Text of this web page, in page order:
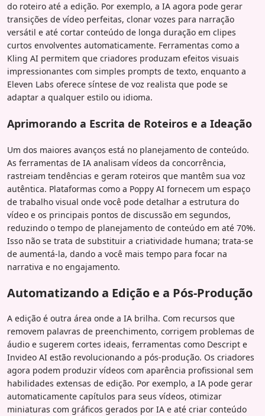
do roteiro até a edição. Por exemplo, a IA agora pode gerar
transições de vídeo perfeitas, clonar vozes para narração
versátil e até cortar conteúdo de longa duração em clipes
curtos envolventes automaticamente. Ferramentas como a
Kling AI permitem que criadores produzam efeitos visuais
impressionantes com simples prompts de texto, enquanto a
Eleven Labs oferece síntese de voz realista que pode se
adaptar a qualquer estilo ou idioma.
Aprimorando a Escrita de Roteiros e a Ideação
Um dos maiores avanços está no planejamento de conteúdo.
As ferramentas de IA analisam vídeos da concorrência,
rastreiam tendências e geram roteiros que mantêm sua voz
autêntica. Plataformas como a Poppy AI fornecem um espaço
de trabalho visual onde você pode detalhar a estrutura do
vídeo e os principais pontos de discussão em segundos,
reduzindo o tempo de planejamento de conteúdo em até 70%.
Isso não se trata de substituir a criatividade humana; trata-se
de aumentá-la, dando a você mais tempo para focar na
narrativa e no engajamento.
Automatizando a Edição e a Pós-Produção
A edição é outra área onde a IA brilha. Com recursos que
removem palavras de preenchimento, corrigem problemas de
áudio e sugerem cortes ideais, ferramentas como Descript e
Invideo AI estão revolucionando a pós-produção. Os criadores
agora podem produzir vídeos com aparência profissional sem
habilidades extensas de edição. Por exemplo, a IA pode gerar
automaticamente capítulos para seus vídeos, otimizar
miniaturas com gráficos gerados por IA e até criar conteúdo